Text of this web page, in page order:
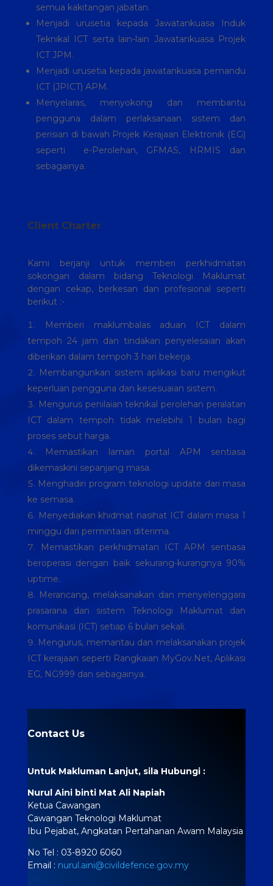
semua kakitangan jabatan.
Menjadi urusetia kepada Jawatankuasa Induk
Teknikal ICT serta lain-lain Jawatankuasa Projek
ICT JPM.
Menjadi urusetia kepada jawatankuasa pemandu
ICT (JPICT) APM.
Menyelaras, menyokong dan membantu
pengguna dalam perlaksanaan sistem dan
perisian di bawah Projek Kerajaan Elektronik (EG)
seperti e-Perolehan, GFMAS, HRMIS dan
sebagainya.
Client Charter
Kami berjanji untuk memberi perkhidmatan
sokongan dalam bidang Teknologi Maklumat
dengan cekap, berkesan dan profesional seperti
berikut :-
Memberi maklumbalas aduan ICT dalam
tempoh 24 jam dan tindakan penyelesaian akan
diberikan dalam tempoh 3 hari bekerja.
Membangunkan sistem aplikasi baru mengikut
keperluan pengguna dan kesesuaian sistem.
Mengurus penilaian teknikal perolehan peralatan
ICT dalam tempoh tidak melebihi 1 bulan bagi
proses sebut harga.
Memastikan laman portal APM sentiasa
dikemaskini sepanjang masa.
Menghadiri program teknologi update dari masa
ke semasa.
Menyediakan khidmat nasihat ICT dalam masa 1
minggu dari permintaan diterima.
Memastikan perkhidmatan ICT APM sentiasa
beroperasi dengan baik sekurang-kurangnya 90%
uptime.
Merancang, melaksanakan dan menyelenggara
prasarana dan sistem Teknologi Maklumat dan
komunikasi (ICT) setiap 6 bulan sekali.
Mengurus, memantau dan melaksanakan projek
ICT kerajaan seperti Rangkaian MyGov.Net, Aplikasi
EG, NG999 dan sebagainya.
Contact Us
Untuk Makluman Lanjut, sila Hubungi :
Nurul Aini binti Mat Ali Napiah
Ketua Cawangan
Cawangan Teknologi Maklumat
Ibu Pejabat, Angkatan Pertahanan Awam Malaysia
No Tel : 03-8920 6060
Email : nurul.aini@civildefence.gov.my